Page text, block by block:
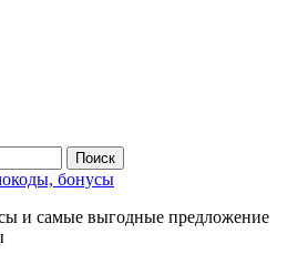
бонусы
и самые выгодные предложение